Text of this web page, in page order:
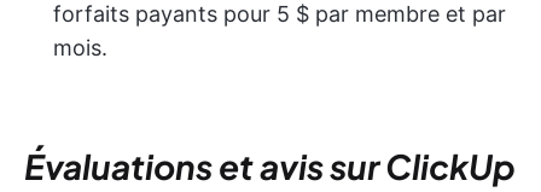
forfaits payants pour 5 $ par membre et par
mois.
Évaluations et avis sur ClickUp